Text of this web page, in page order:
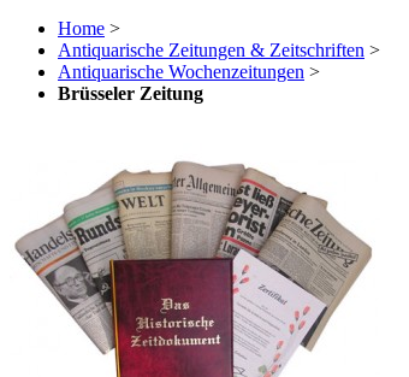
Home >
Antiquarische Zeitungen & Zeitschriften >
Antiquarische Wochenzeitungen >
Brüsseler Zeitung